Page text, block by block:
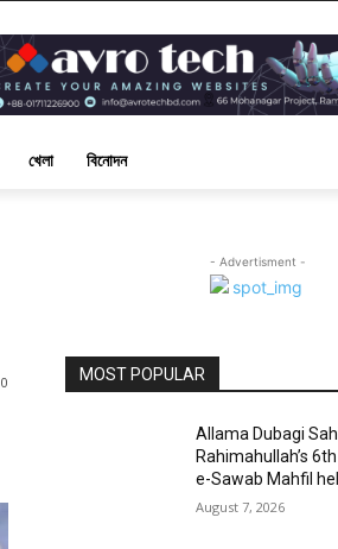
খেলা বিনোদন
0
- Advertisment -
MOST POPULAR
Allama Dubagi
Rahimahullah’s
e-Sawab Mahfil
August 7, 2026